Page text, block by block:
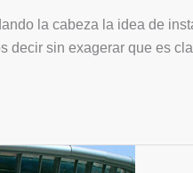
la cabeza la idea de
decir sin exagerar que es